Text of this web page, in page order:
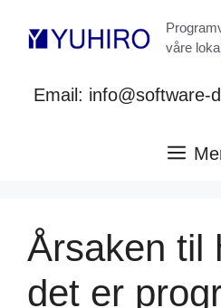
våre
Email: info@software-
Årsaken til
det er